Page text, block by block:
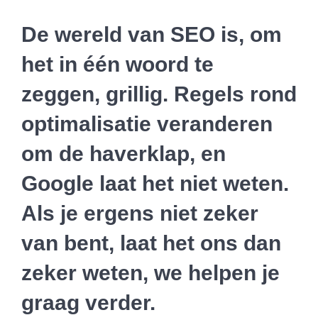
De wereld van SEO is, om
het in één woord te
zeggen, grillig. Regels rond
optimalisatie veranderen
om de haverklap, en
Google laat het niet weten.
Als je ergens niet zeker
van bent, laat het ons dan
zeker weten, we helpen je
graag verder.